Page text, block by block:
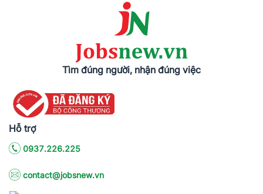
Tìm đúng người, nhận đúng việc
Hỗ trợ
0937.226.225
contact@jobsnew.vn